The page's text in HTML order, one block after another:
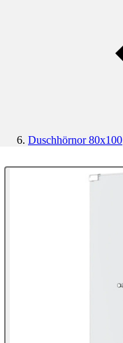
Duschhörnor 80x100